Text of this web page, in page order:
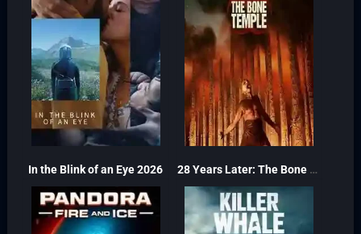
In the Blink of an Eye 2026 28 Years Later: The Bone Temple 2026